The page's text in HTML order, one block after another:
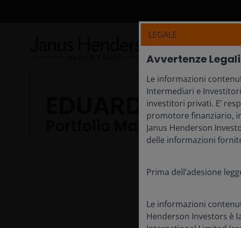
Fondi
EDUARDO
Portfolio Manager
LEGALE
Avvertenze Legali
Le informazioni
Intermediari e
investitori privati. E’
promotore finanziario,
Janus Henderson
delle informazioni
Prima dell’adesione
Le informazioni
Henderson Investors è